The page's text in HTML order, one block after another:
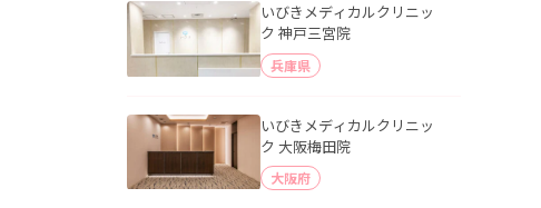
いびきメディカルクリニッ
ク 神戸三宮院
兵庫県
いびきメディカルクリニッ
ク 大阪梅田院
大阪府